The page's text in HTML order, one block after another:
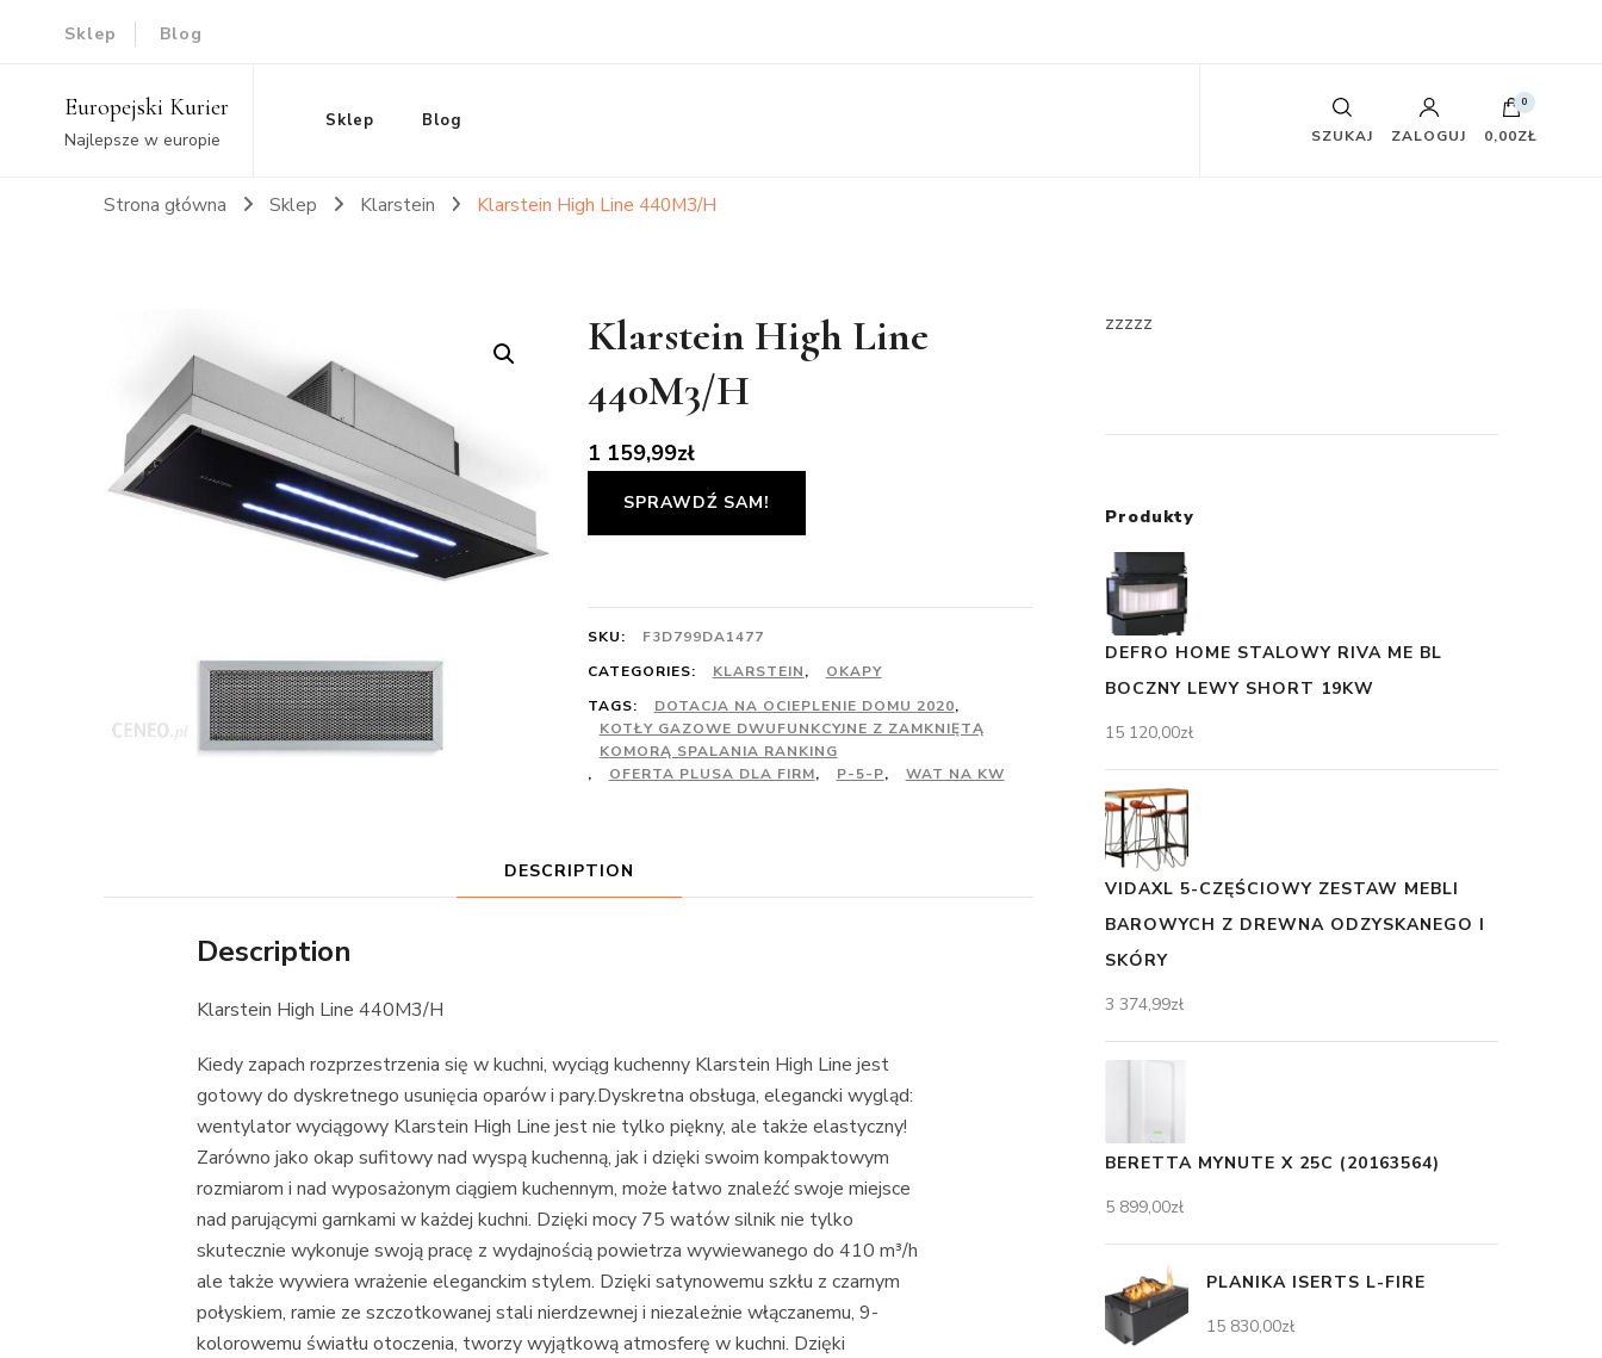
Sklep Blog
Europejski Kurier
Najlepsze w europie
Sklep Blog
SZUKAJ ZALOGUJ
0
0,00ZŁ
Strona główna Sklep Klarstein Klarstein High Line 440M3/H
Klarstein High Line
440M3/H
1 159,99zł
SPRAWDŹ SAM!
SKU:
F3D799DA1477
CATEGORIES:
KLARSTEIN,
OKAPY
TAGS:
DOTACJA NA OCIEPLENIE DOMU 2020,
KOTŁY GAZOWE DWUFUNKCYJNE Z ZAMKNIĘTĄ
KOMORĄ SPALANIA RANKING
,
OFERTA PLUSA DLA FIRM, P-5-P, WAT NA KW
DESCRIPTION
Description
Klarstein High Line 440M3/H
Kiedy zapach rozprzestrzenia się w kuchni, wyciąg kuchenny Klarstein High Line jest
gotowy do dyskretnego usunięcia oparów i pary.Dyskretna obsługa, elegancki wygląd:
wentylator wyciągowy Klarstein High Line jest nie tylko piękny, ale także elastyczny!
Zarówno jako okap sufitowy nad wyspą kuchenną, jak i dzięki swoim kompaktowym
rozmiarom i nad wyposażonym ciągiem kuchennym, może łatwo znaleźć swoje miejsce
nad parującymi garnkami w każdej kuchni. Dzięki mocy 75 watów silnik nie tylko
skutecznie wykonuje swoją pracę z wydajnością powietrza wywiewanego do 410 m³/h
ale także wywiera wrażenie eleganckim stylem. Dzięki satynowemu szkłu z czarnym
połyskiem, ramie ze szczotkowanej stali nierdzewnej i niezależnie włączanemu, 9-
kolorowemu światłu otoczenia, tworzy wyjątkową atmosferę w kuchni. Dzięki
zzzzz
Produkty
DEFRO HOME STALOWY RIVA ME BL
BOCZNY LEWY SHORT 19KW
15 120,00zł
VIDAXL 5-CZĘŚCIOWY ZESTAW MEBLI
BAROWYCH Z DREWNA ODZYSKANEGO I
SKÓRY
3 374,99zł
BERETTA MYNUTE X 25C (20163564)
5 899,00zł
PLANIKA ISERTS L-FIRE
15 830,00zł